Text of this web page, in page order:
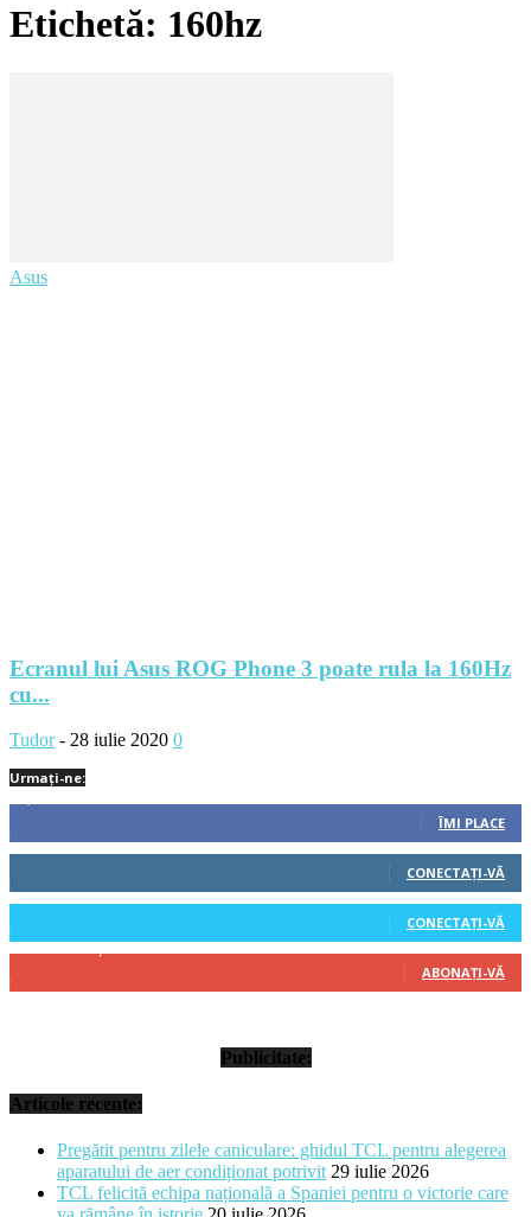
Etichetă: 160hz
Asus
Ecranul lui Asus ROG Phone 3 poate rula la 160Hz
cu...
Tudor - 28 iulie 2020 0
Urmați-ne:
ÎMI PLACE
522 Cititori
CONECTAȚI-VĂ
45 Cititori
CONECTAȚI-VĂ
314 Abonați
ABONAȚI-VĂ
Publicitate:
Articole recente:
Pregătit pentru zilele caniculare: ghidul TCL pentru alegerea
aparatului de aer condiționat potrivit 29 iulie 2026
TCL felicită echipa națională a Spaniei pentru o victorie care